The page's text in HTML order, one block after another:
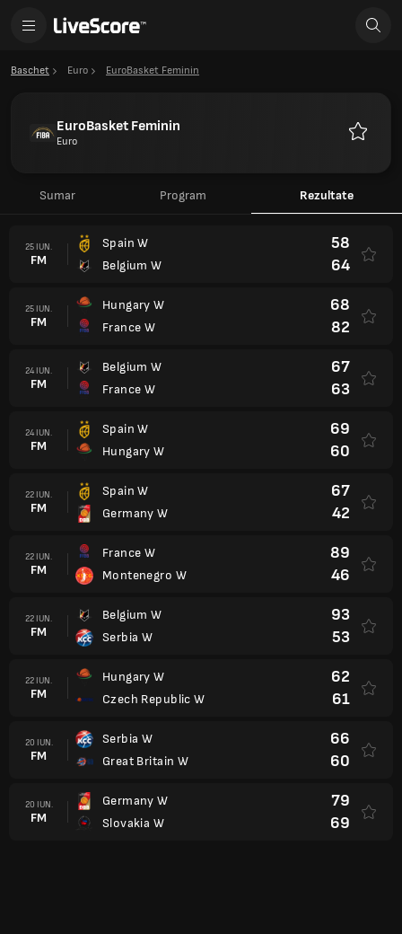
Baschet Euro EuroBasket Feminin
EuroBasket Feminin
Euro
Sumar Program Rezultate
25 IUN.
FM
Spain W
Belgium W
58
64
25 IUN.
FM
Hungary W
France W
68
82
24 IUN.
FM
Belgium W
France W
67
63
24 IUN.
FM
Spain W
Hungary W
69
60
22 IUN.
FM
Spain W
Germany W
67
42
22 IUN.
FM
France W
Montenegro W
89
46
22 IUN.
FM
Belgium W
Serbia W
93
53
22 IUN.
FM
Hungary W
Czech Republic W
62
61
20 IUN.
FM
Serbia W
Great Britain W
66
60
20 IUN.
FM
Germany W
Slovakia W
79
69